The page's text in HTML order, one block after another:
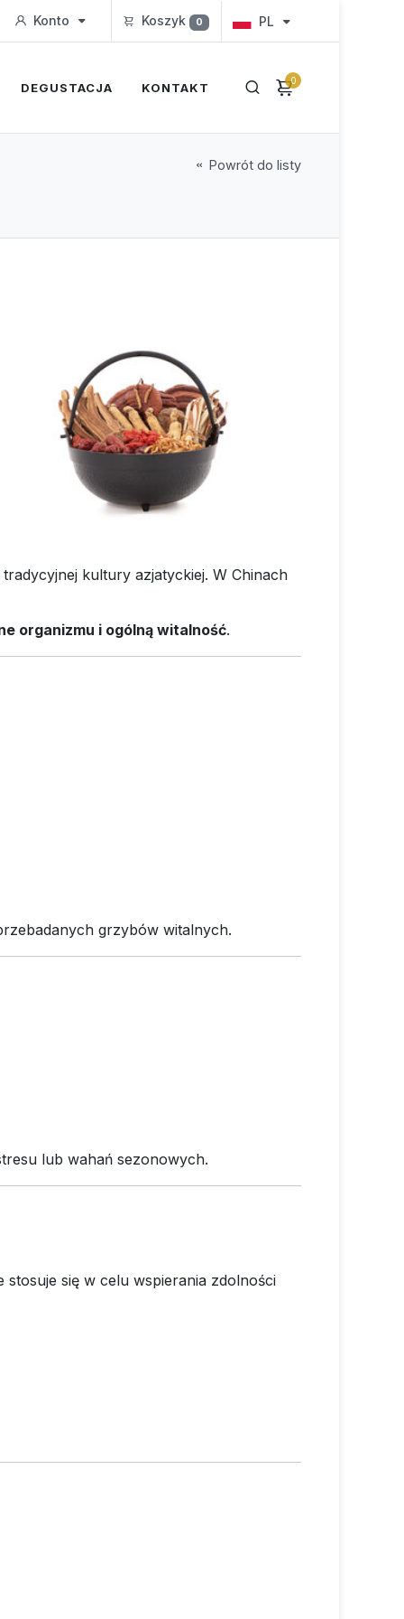
Konto Koszyk 0 PL
0
DEGUSTACJA KONTAKT
Powrót do listy
kultury azjatyckiej. W Chinach
organizmu i ogólną witalność.
grzybów witalnych.
lub wahań sezonowych.
się w celu wspierania zdolności